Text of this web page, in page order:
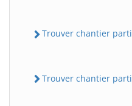
Trouver chantier
Trouver chantier